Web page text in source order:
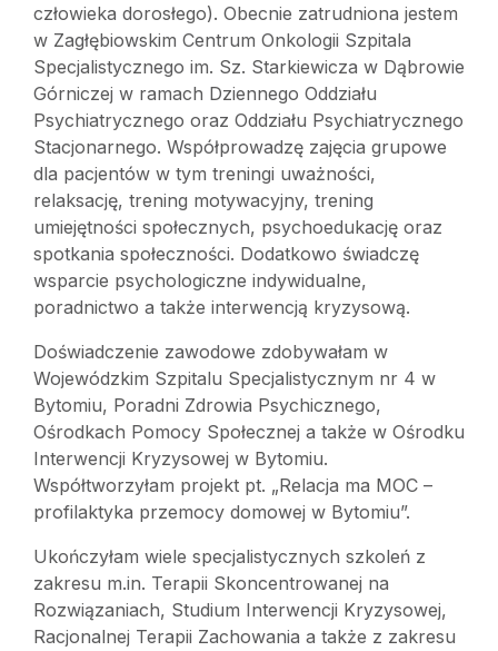
człowieka dorosłego). Obecnie zatrudniona jestem
w Zagłębiowskim Centrum Onkologii Szpitala
Specjalistycznego im. Sz. Starkiewicza w Dąbrowie
Górniczej w ramach Dziennego Oddziału
Psychiatrycznego oraz Oddziału Psychiatrycznego
Stacjonarnego. Współprowadzę zajęcia grupowe
dla pacjentów w tym treningi uważności,
relaksację, trening motywacyjny, trening
umiejętności społecznych, psychoedukację oraz
spotkania społeczności. Dodatkowo świadczę
wsparcie psychologiczne indywidualne,
poradnictwo a także interwencją kryzysową.
Doświadczenie zawodowe zdobywałam w
Wojewódzkim Szpitalu Specjalistycznym nr 4 w
Bytomiu, Poradni Zdrowia Psychicznego,
Ośrodkach Pomocy Społecznej a także w Ośrodku
Interwencji Kryzysowej w Bytomiu.
Współtworzyłam projekt pt. „Relacja ma MOC –
profilaktyka przemocy domowej w Bytomiu”.
Ukończyłam wiele specjalistycznych szkoleń z
zakresu m.in. Terapii Skoncentrowanej na
Rozwiązaniach, Studium Interwencji Kryzysowej,
Racjonalnej Terapii Zachowania a także z zakresu